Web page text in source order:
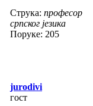
Струка: професор
српског језика
Поруке: 205
jurodivi
гост